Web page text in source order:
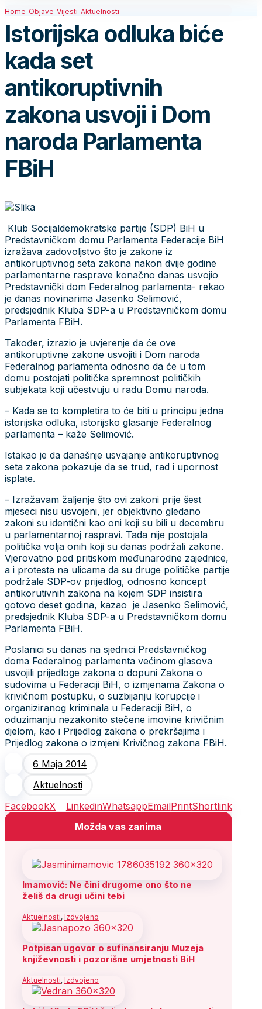
Home Objave Vijesti Aktuelnosti
Istorijska odluka biće
kada set
antikoruptivnih
zakona usvoji i Dom
naroda Parlamenta
FBiH
Klub Socijaldemokratske partije (SDP) BiH u
Predstavničkom domu Parlamenta Federacije BiH
izražava zadovoljstvo što je zakone iz
antikoruptivnog seta zakona nakon dvije godine
parlamentarne rasprave konačno danas usvojio
Predstavnički dom Federalnog parlamenta- rekao
je danas novinarima Jasenko Selimović,
predsjednik Kluba SDP-a u Predstavničkom domu
Parlamenta FBiH.
Također, izrazio je uvjerenje da će ove
antikoruptivne zakone usvojiti i Dom naroda
Federalnog parlamenta odnosno da će u tom
domu postojati politička spremnost političkih
subjekata koji učestvuju u radu Domu naroda.
– Kada se to kompletira to će biti u principu jedna
istorijska odluka, istorijsko glasanje Federalnog
parlamenta – kaže Selimović.
Istakao je da današnje usvajanje antikoruptivnog
seta zakona pokazuje da se trud, rad i upornost
isplate.
– Izražavam žaljenje što ovi zakoni prije šest
mjeseci nisu usvojeni, jer objektivno gledano
zakoni su identični kao oni koji su bili u decembru
u parlamentarnoj raspravi. Tada nije postojala
politička volja onih koji su danas podržali zakone.
Vjerovatno pod pritiskom međunarodne zajednice,
a i protesta na ulicama da su druge političke partije
podržale SDP-ov prijedlog, odnosno koncept
antikorutivnih zakona na kojem SDP insistira
gotovo deset godina, kazao je Jasenko Selimović,
predsjednik Kluba SDP-a u Predstavničkom domu
Parlamenta FBiH.
Poslanici su danas na sjednici Predstavničkog
doma Federalnog parlamenta većinom glasova
usvojili prijedloge zakona o dopuni Zakona o
sudovima u Federaciji BiH, o izmjenama Zakona o
krivičnom postupku, o suzbijanju korupcije i
organiziranog kriminala u Federaciji BiH, o
oduzimanju nezakonito stečene imovine krivičnim
djelom, kao i Prijedlog zakona o prekršajima i
Prijedlog zakona o izmjeni Krivičnog zakona FBiH.
6 Maja 2014
Aktuelnosti
FacebookX LinkedinWhatsappEmailPrintShortlink
Možda vas zanima
Imamović: Ne čini drugome ono što ne
želiš da drugi učini tebi
Aktuelnosti, Izdvojeno
Potpisan ugovor o sufinansiranju Muzeja
književnosti i pozorišne umjetnosti BiH
Aktuelnosti, Izdvojeno